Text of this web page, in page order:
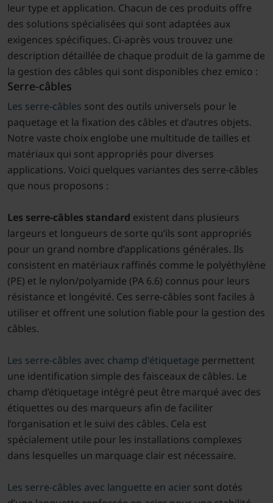
leur type et application. Chacun de ces produits offre
des solutions spécialisées qui sont adaptées aux
exigences spécifiques. Ci-après vous trouvez une
description détaillée de chaque produit de la gamme de
la gestion des câbles qui sont disponibles chez emico :
Serre-câbles
Les serre-câbles sont des outils universels pour le
paquetage et la fixation des câbles et d’autres objets.
Notre vaste choix englobe une multitude de tailles et
matériaux qui sont appropriés pour diverses
applications. Voici quelques variantes des serre-câbles
que nous proposons :
Les serre-câbles standard existent dans plusieurs
largeurs et longueurs de sorte qu’ils sont appropriés
pour un grand nombre d’applications générales. Ils
consistent en matériaux raffinés comme le polyéthylène
(PE) et le nylon/polyamide (PA 6.6) connus pour leurs
résistance et longévité. Ces serre-câbles sont faciles à
utiliser et offrent une solution fiable pour la gestion des
câbles.
Les serre-câbles avec champ d'étiquetage permettent
une identification simple des faisceaux de câbles. Le
champ d’étiquetage intégré peut être marqué avec des
étiquettes ou des marqueurs afin de faciliter
l’organisation et le suivi des câbles. Cela est
spécialement utile pour les installations complexes
dans lesquelles un marquage clair est nécessaire.
Les serre-câbles avec languette en acier sont dotés